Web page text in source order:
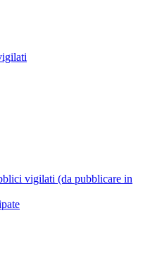
vigilati (da pubblicare in